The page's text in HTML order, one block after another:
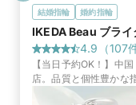
https://
結婚指輪 婚約指輪
IKEDA Beau ブライ
4.9 （107
【当日予約OK！】中
店。品質と個性豊かな